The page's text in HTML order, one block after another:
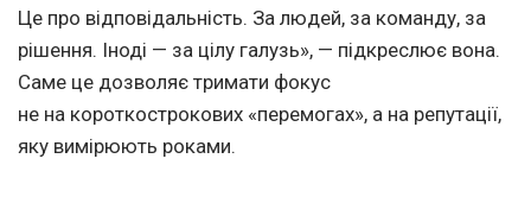
Це про відповідальність. За людей, за команду, за
рішення. Іноді — за цілу галузь», — підкреслює вона.
Саме це дозволяє тримати фокус
не на короткострокових «перемогах», а на репутації,
яку вимірюють роками.